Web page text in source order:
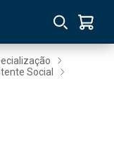
Social